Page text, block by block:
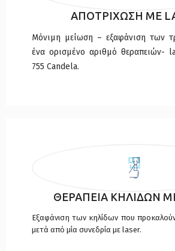
ΑΠΟΤΡΙΧΩΣΗ ΜΕ
Μόνιμη μείωση – εξαφάνιση των
ένα ορισμένο αριθμό θεραπειών-
755 Candela.
ΘΕΡΑΠΕΙΑ ΚΗΛΙΔΩΝ
Εξαφάνιση των κηλίδων που
μετά από μία συνεδρία με laser.